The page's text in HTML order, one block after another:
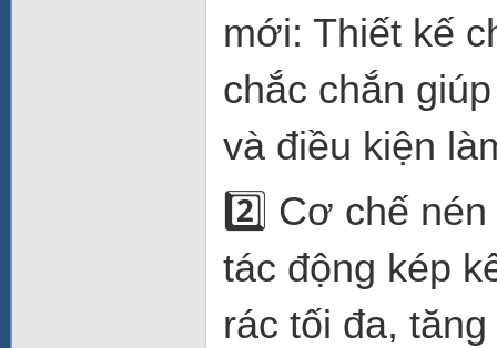
mới: Thiết kế
chắc chắn
và điều kiện
2️⃣ Cơ chế
tác động kép
rác tối đa,